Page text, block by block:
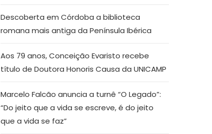
Descoberta em Córdoba a biblioteca
romana mais antiga da Península Ibérica
Aos 79 anos, Conceição Evaristo recebe
título de Doutora Honoris Causa da UNICAMP
Marcelo Falcão anuncia a turnê “O Legado”:
“Do jeito que a vida se escreve, é do jeito
que a vida se faz”